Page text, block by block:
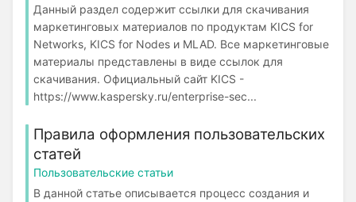
Данный раздел содержит ссылки для скачивания
маркетинговых материалов по продуктам KICS for
Networks, KICS for Nodes и MLAD. Все маркетинговые
материалы представлены в виде ссылок для
скачивания. Официальный сайт KICS -
https://www.kaspersky.ru/enterprise-sec...
Правила оформления пользовательских
статей
Пользовательские статьи
В данной статье описывается процесс создания и